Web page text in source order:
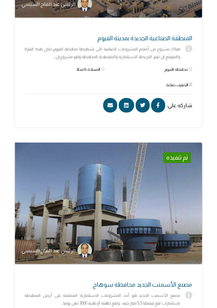
الرئيس عبد الفتاح السيسي
المنطقة الصناعية الجديدة بمدينة الفيوم
هناك مشروع من أضخم المشروعات الصناعية التى تشهدها محافظة الفيوم خلال هذه الفترة
والمتوقع ان تغير الخريطة الاستثمارية والاقتصادية للمحافظة وهو مشروع إن...
محافظة: الفيوم
التصنيف: صناعة
المساحة: 51 فدانا
شاركه علي:
تم تنفيذه
الرئيس عبد الفتاح السيسي
مصنع الأسمنت الجديد محافظة سوهاج
مصنع الأسمنت الجديد هو أحد المشروعات الاستثمارية العملاقة على أرض المحافظة
باستثمارات تبلغ قيمتها 5,5 مليار جنيه، وتبلغ طاقته الإنتاجية 3000 طن يوميا...